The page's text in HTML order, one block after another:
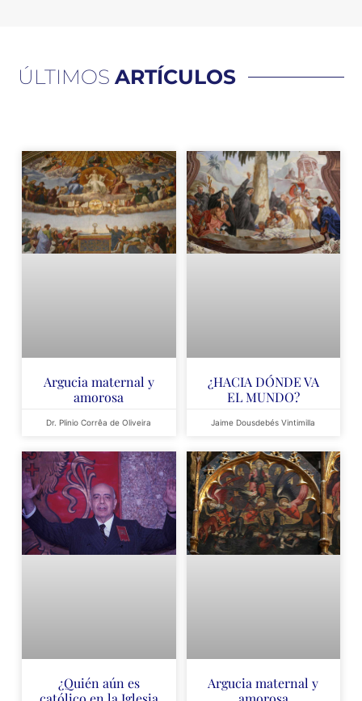
ÚLTIMOSARTÍCULOS
Argucia maternal y
amorosa
Dr. Plinio Corrêa de Oliveira
¿HACIA DÓNDE VA
EL MUNDO?
Jaime Dousdebés Vintimilla
¿Quién aún es
Argucia maternal y